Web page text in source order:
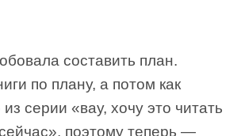
составить план.
по плану, а потом как
серии «вау, хочу это читать
поэтому теперь —